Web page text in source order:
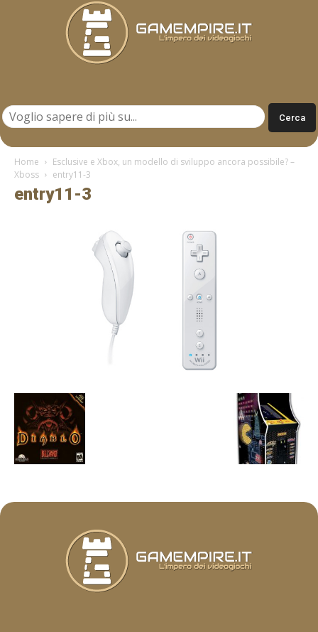
Home
Esclusive e Xbox, un modello di sviluppo ancora possibile? –
Xboss
entry11-3
entry11-3